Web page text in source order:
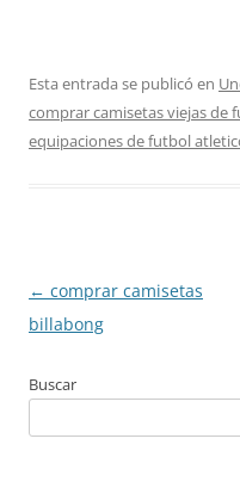
Esta entrada se publicó en
comprar camisetas viejas de
equipaciones de futbol
Navegación
de
← comprar camisetas
billabong
Buscar